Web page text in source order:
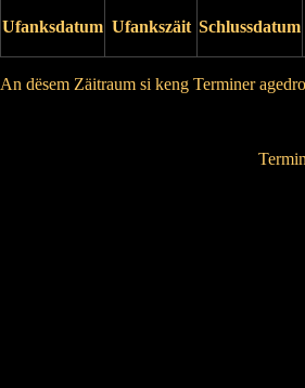
Ufanksdatum Ufankszäit Schlussdatum
An dësem Zäitraum si keng Terminer